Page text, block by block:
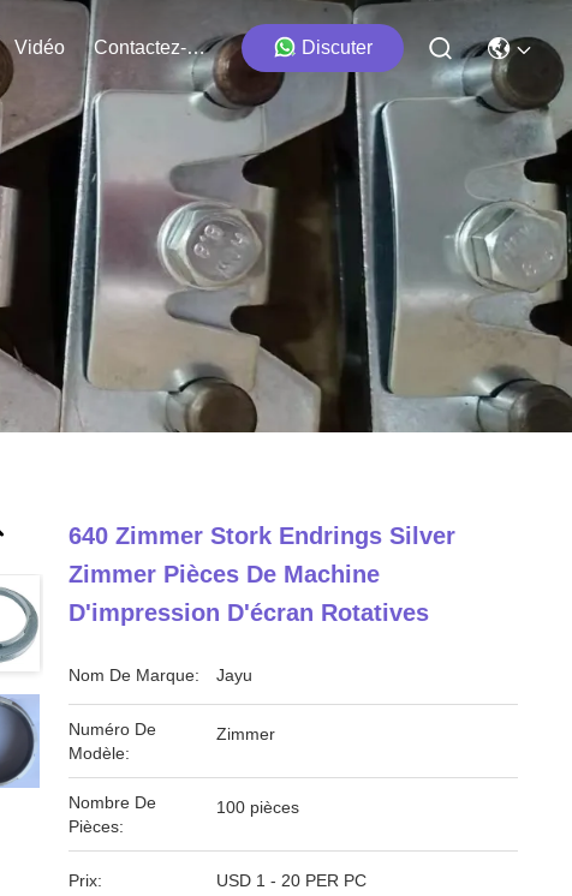
Vidéo Contactez-Nous Discuter
640 Zimmer Stork Endrings Silver
Zimmer Pièces De Machine
D'impression D'écran Rotatives
Nom De Marque: Jayu
Numéro De
Modèle:
Zimmer
Nombre De
Pièces:
100 pièces
Prix: USD 1 - 20 PER PC